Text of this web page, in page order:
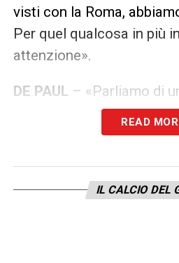
visti con la Roma,
Per quel qualcosa in più
attenzione».
DE PAUL – «Parliamo di
spessore diverso, ma
calciatori importanti.
giocatori di notevole
dimostrato».
READ
IL CALCIO DEL